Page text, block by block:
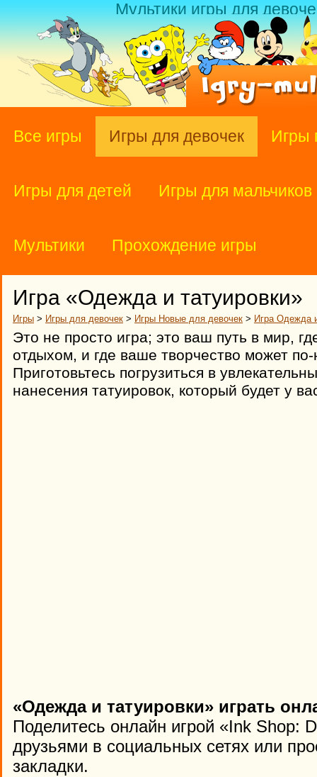
Мультики игры для
Все игры Игры для девочек Игры
Игры для детей Игры для мальчиков
Мультики Прохождение игры
Игра «Одежда и татуировки»
Игры > Игры для девочек > Игры Новые для девочек > Игра Одежда
Это не просто игра; это ваш путь в мир,
отдыхом, и где ваше творчество может
Приготовьтесь погрузиться в
нанесения татуировок, который будет у
«Одежда и татуировки» играть
Поделитесь онлайн игрой «Ink Shop:
друзьями в социальных сетях или
закладки.